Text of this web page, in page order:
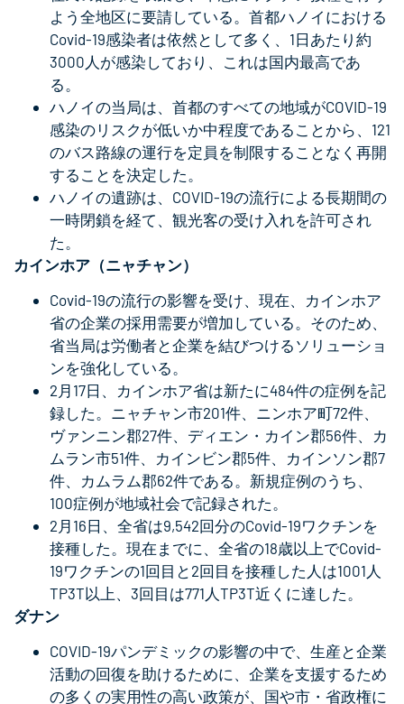
よう全地区に要請している。首都ハノイにおける
Covid-19感染者は依然として多く、1日あたり約
3000人が感染しており、これは国内最高であ
る。
ハノイの当局は、首都のすべての地域がCOVID-19
感染のリスクが低いか中程度であることから、121
のバス路線の運行を定員を制限することなく再開
することを決定した。
ハノイの遺跡は、COVID-19の流行による長期間の
一時閉鎖を経て、観光客の受け入れを許可され
た。
カインホア（ニャチャン）
Covid-19の流行の影響を受け、現在、カインホア
省の企業の採用需要が増加している。そのため、
省当局は労働者と企業を結びつけるソリューショ
ンを強化している。
2月17日、カインホア省は新たに484件の症例を記
録した。ニャチャン市201件、ニンホア町72件、
ヴァンニン郡27件、ディエン・カイン郡56件、カ
ムラン市51件、カインビン郡5件、カインソン郡7
件、カムラム郡62件である。新規症例のうち、
100症例が地域社会で記録された。
2月16日、全省は9,542回分のCovid-19ワクチンを
接種した。現在までに、全省の18歳以上でCovid-
19ワクチンの1回目と2回目を接種した人は1001人
TP3T以上、3回目は771人TP3T近くに達した。
ダナン
COVID-19パンデミックの影響の中で、生産と企業
活動の回復を助けるために、企業を支援するため
の多くの実用性の高い政策が、国や市・省政権に